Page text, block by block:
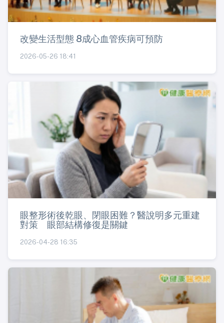
改變生活型態 8成心血管疾病可預防
2026-05-26 18:41
眼整形術後乾眼、閉眼困難？醫說明多元重建
對策 眼部結構修復是關鍵
2026-04-28 16:35